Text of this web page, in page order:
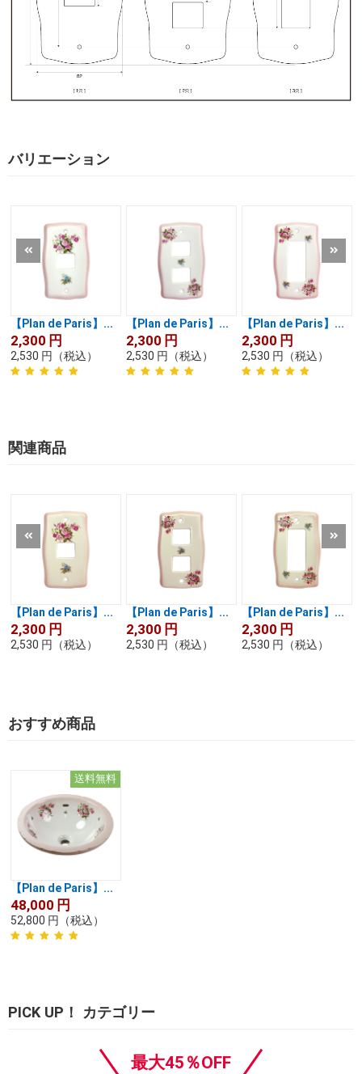
バリエーション
【Plan de Paris】...
2,300 円
2,530 円 （税込）
【Plan de Paris】...
2,300 円
2,530 円 （税込）
【Plan de Paris】...
2,300 円
2,530 円 （税込）
関連商品
【Plan de Paris】...
2,300 円
2,530 円 （税込）
【Plan de Paris】...
2,300 円
2,530 円 （税込）
【Plan de Paris】...
2,300 円
2,530 円 （税込）
おすすめ商品
送料無料
【Plan de Paris】...
48,000 円
52,800 円 （税込）
PICK UP！ カテゴリー
最大45％OFF